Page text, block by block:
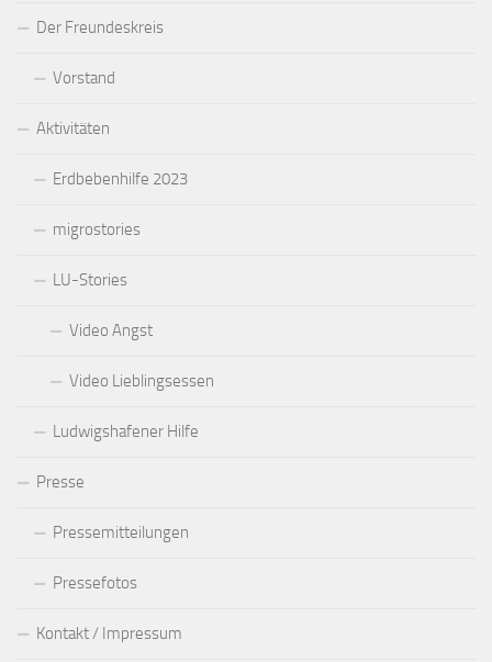
Der Freundeskreis
Vorstand
Aktivitäten
Erdbebenhilfe 2023
migrostories
LU-Stories
Video Angst
Video Lieblingsessen
Ludwigshafener Hilfe
Presse
Pressemitteilungen
Pressefotos
Kontakt / Impressum